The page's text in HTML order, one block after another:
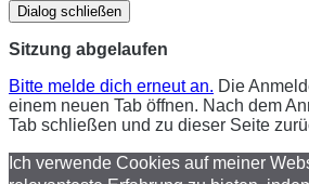
Dialog schließen
Sitzung abgelaufen
Bitte melde dich erneut an. Die
einem neuen Tab öffnen. Nach dem
Tab schließen und zu dieser Seite
Ich verwende Cookies auf meiner